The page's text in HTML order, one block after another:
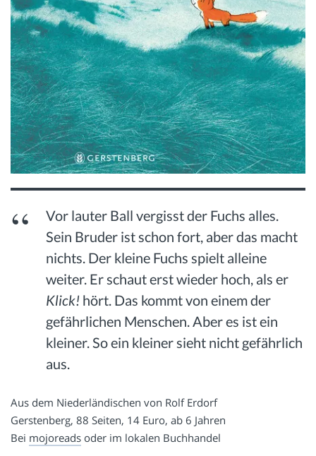
Vor lauter Ball vergisst der Fuchs alles.
Sein Bruder ist schon fort, aber das macht
nichts. Der kleine Fuchs spielt alleine
weiter. Er schaut erst wieder hoch, als er
Klick! hört. Das kommt von einem der
gefährlichen Menschen. Aber es ist ein
kleiner. So ein kleiner sieht nicht gefährlich
aus.
Aus dem Niederländischen von Rolf Erdorf
Gerstenberg, 88 Seiten, 14 Euro, ab 6 Jahren
Bei mojoreads oder im lokalen Buchhandel